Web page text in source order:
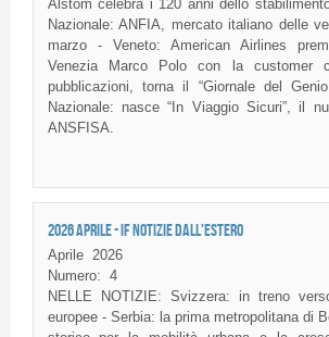
Alstom celebra i 120 anni dello
Nazionale: ANFIA, mercato italiano delle
marzo - Veneto: American Airlines
Venezia Marco Polo con la customer
pubblicazioni, torna il “Giornale del
Nazionale: nasce “In Viaggio Sicuri”, il
ANSFISA.
2026 APRILE - IF NOTIZIE DALL'ESTERO
Aprile 2026
Numero: 4
NELLE NOTIZIE: Svizzera: in treno
europee - Serbia: la prima metropolitana di